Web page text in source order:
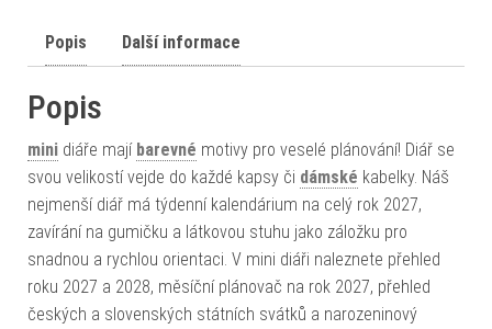
Popis Další informace
Popis
mini diáře mají barevné motivy pro veselé plánování! Diář se
svou velikostí vejde do každé kapsy či dámské kabelky. Náš
nejmenší diář má týdenní kalendárium na celý rok 2027,
zavírání na gumičku a látkovou stuhu jako záložku pro
snadnou a rychlou orientaci. V mini diáři naleznete přehled
roku 2027 a 2028, měsíční plánovač na rok 2027, přehled
českých a slovenských státních svátků a narozeninový